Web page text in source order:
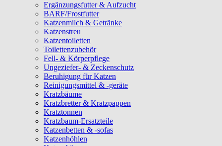
Ergänzungsfutter & Aufzucht
BARF/Frostfutter
Katzenmilch & Getränke
Katzenstreu
Katzentoiletten
Toilettenzubehör
Fell- & Körperpflege
Ungeziefer- & Zeckenschutz
Beruhigung für Katzen
Reinigungsmittel & -geräte
Kratzbäume
Kratzbretter & Kratzpappen
Kratztonnen
Kratzbaum-Ersatzteile
Katzenbetten & -sofas
Katzenhöhlen